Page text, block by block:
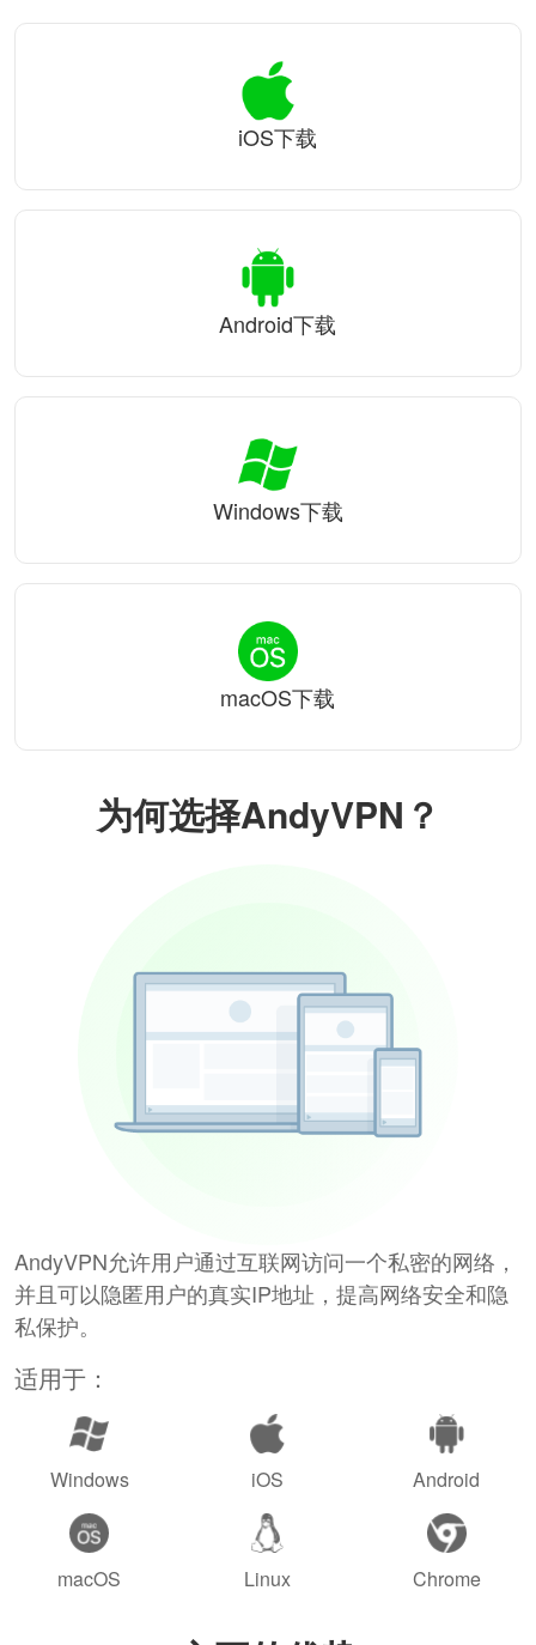
为何选择AndyVPN？
AndyVPN允许用户通过互联网访问一个私密的网络，
并且可以隐匿用户的真实IP地址，提高网络安全和隐
私保护。
适用于：
Windows iOS Android
macOS Linux Chrome
iOS下载
Android下载
Windows下载
macOS下载